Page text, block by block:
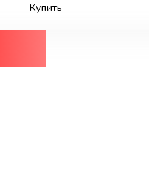
Купить